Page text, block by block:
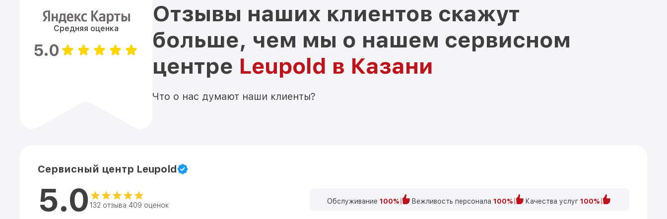
Средняя оценка
5.0
Отзывы наших клиентов скажут
больше, чем мы о нашем сервисном
центре Leupold в Казани
Что о нас думают наши клиенты?
Сервисный центр Leupold
5.0 132 отзыва 409 оценок Обслуживание 100% Вежливость персонала 100% Качества услуг 100%